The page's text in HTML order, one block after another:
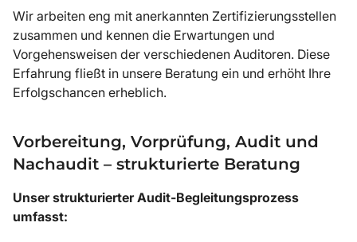
Wir arbeiten eng mit anerkannten Zertifizierungsstellen
zusammen und kennen die Erwartungen und
Vorgehensweisen der verschiedenen Auditoren. Diese
Erfahrung fließt in unsere Beratung ein und erhöht Ihre
Erfolgschancen erheblich.
Vorbereitung, Vorprüfung, Audit und
Nachaudit – strukturierte Beratung
Unser strukturierter Audit-Begleitungsprozess
umfasst: